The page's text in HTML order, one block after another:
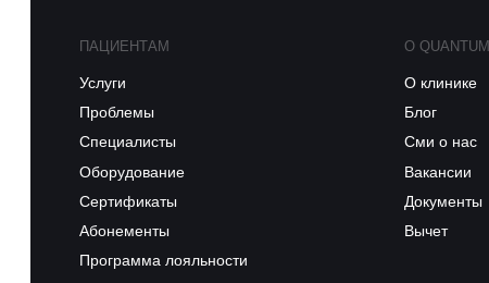
ПАЦИЕНТАМ
Услуги
Проблемы
Специалисты
Оборудование
Сертификаты
Абонементы
Программа лояльности
О QUANTUM
О клинике
Блог
Сми о нас
Вакансии
Документы
Вычет